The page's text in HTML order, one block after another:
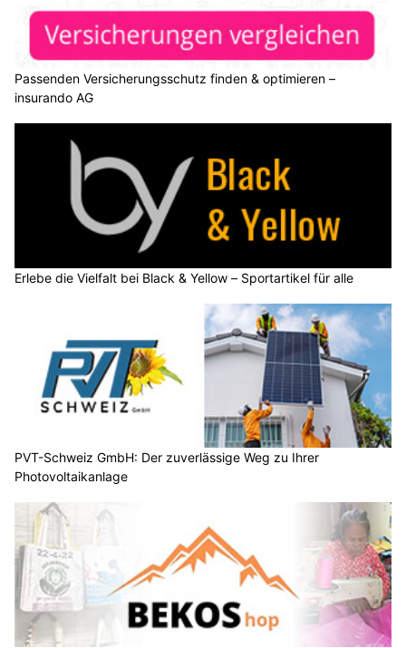
Passenden Versicherungsschutz finden & optimieren –
insurando AG
Erlebe die Vielfalt bei Black & Yellow – Sportartikel für alle
PVT-Schweiz GmbH: Der zuverlässige Weg zu Ihrer
Photovoltaikanlage